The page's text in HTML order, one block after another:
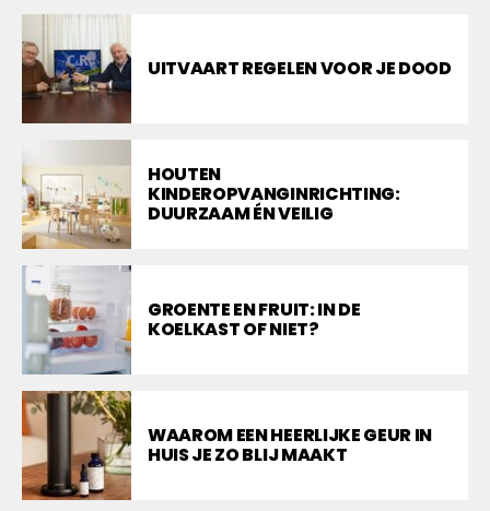
UITVAART REGELEN VOOR JE DOOD
HOUTEN
KINDEROPVANGINRICHTING:
DUURZAAM ÉN VEILIG
GROENTE EN FRUIT: IN DE
KOELKAST OF NIET?
WAAROM EEN HEERLIJKE GEUR IN
HUIS JE ZO BLIJ MAAKT